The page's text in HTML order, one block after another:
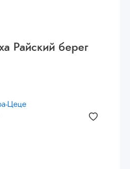
Райский берег